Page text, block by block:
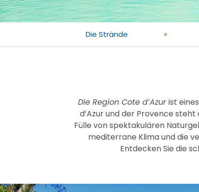
Die Strände
Die Region Cote d’Azurist
d’Azur und der Provence
Fülle von spektakulären
mediterrane Klima und die
Entdecken Sie die